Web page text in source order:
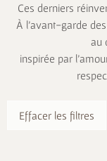
Ces derniers
À l’avant-garde
au
inspirée par
Effacer les filtres